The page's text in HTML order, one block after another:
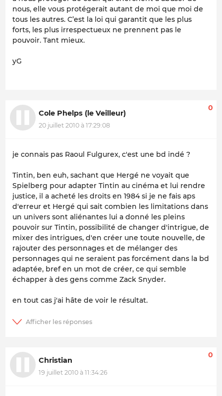
nous, elle vous protégerait autant de moi que moi de
tous les autres. C’est la loi qui garantit que les plus
forts, les plus irrespectueux ne prennent pas le
pouvoir. Tant mieux.
yG
Cole Phelps (le Veilleur)
20 juillet 2010 à 17:29:08
0
je connais pas Raoul Fulgurex, c'est une bd indé ?
Tintin, ben euh, sachant que Hergé ne voyait que
Spielberg pour adapter Tintin au cinéma et lui rendre
justice, il a acheté les droits en 1984 si je ne fais aps
d'erreur et Hergé qui sait combien les limitations dans
un univers sont aliénantes lui a donné les pleins
pouvoir sur Tintin, possibilité de changer d'intrigue, de
mixer des intrigues, d'en créer une toute nouvelle, de
rajouter des personnages et de mélanger des
personnages qui ne seraient pas forcément dans la bd
adaptée, bref en un mot de créer, ce qui semble
échapper à des gens comme Zack Snyder.
en tout cas j'ai hâte de voir le résultat.
Christian
19 juillet 2010 à 11:34:26
0